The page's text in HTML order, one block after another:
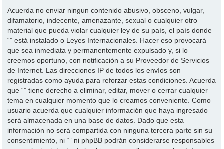
Acuerda no enviar ningun contenido abusivo, obsceno, vulgar,
difamatorio, indecente, amenazante, sexual o cualquier otro
material que pueda violar cualquier ley de su país, el país donde
“” está instalado o Leyes Internacionales. Hacer eso provocará
que sea inmediata y permanentemente expulsado y, si lo
creemos oportuno, con notificación a su Proveedor de Servicios
de Internet. Las direcciones IP de todos los envíos son
registradas como ayuda para reforzar estas condiciones. Acuerda
que “” tiene derecho a eliminar, editar, mover o cerrar cualquier
tema en cualquier momento que lo creamos conveniente. Como
usuario acuerda que cualquier información que haya ingresado
será almacenada en una base de datos. Dado que esta
información no será compartida con ninguna tercera parte sin su
consentimiento, ni “” ni phpBB podrán considerarse responsables